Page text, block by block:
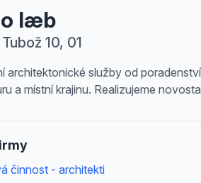
læb
10, 01
architektonické služby od
a místní krajinu. Realizujeme
činnost - architekti